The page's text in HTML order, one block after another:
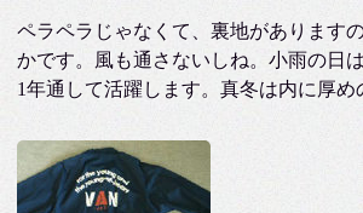
ペラペラじゃなくて、裏地があります
かです。風も通さないしね。小雨の日
1年通して活躍します。真冬は内に厚め